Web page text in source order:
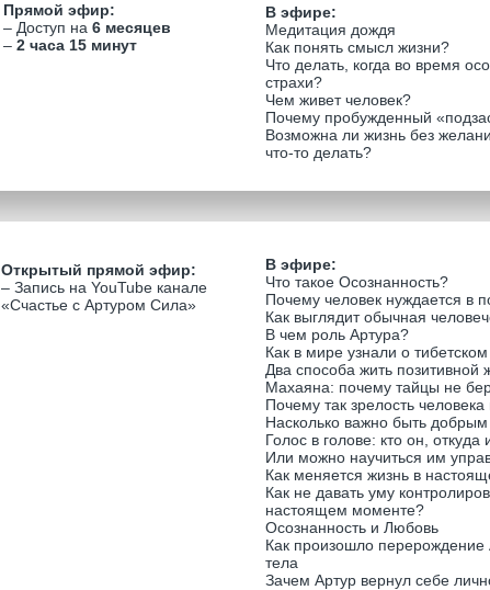
Прямой эфир:
– Доступ на 6 месяцев
– 2 часа 15 минут
В эфире:
Медитация дождя
Как понять смысл жизни?
Что делать, когда во время
страхи?
Чем живет человек?
Почему пробужденный
Возможна ли жизнь без
что-то делать?
Открытый прямой эфир:
– Запись на YouTube канале
«Счастье с Артуром Сила»
В эфире:
Что такое Осознанность?
Почему человек нуждается в
Как выглядит обычная
В чем роль Артура?
Как в мире узнали о
Два способа жить позитивной
Махаяна: почему тайцы не
Почему так зрелость
Насколько важно быть
Голос в голове: кто он,
Или можно научиться им
Как меняется жизнь в
Как не давать уму
настоящем моменте?
Осознанность и Любовь
Как произошло перерождение
тела
Зачем Артур вернул себе